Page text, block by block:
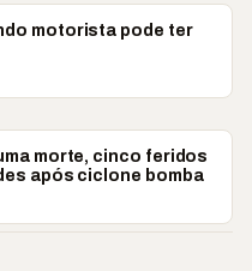
motorista pode ter
morte, cinco feridos
após ciclone bomba